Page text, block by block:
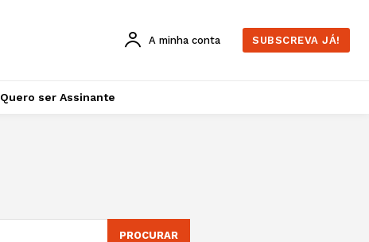
A minha conta SUBSCREVA JÁ!
Quero ser Assinante
PROCURAR